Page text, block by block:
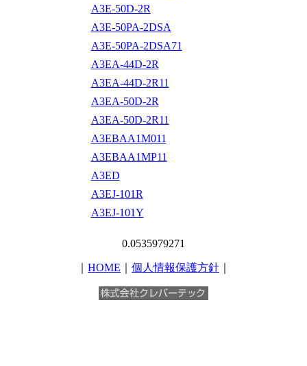
A3E-50D-2R
A3E-50PA-2DSA
A3E-50PA-2DSA71
A3EA-44D-2R
A3EA-44D-2R11
A3EA-50D-2R
A3EA-50D-2R11
A3EBAA1M011
A3EBAA1MP11
A3ED
A3EJ-101R
A3EJ-101Y
0.0535979271
HOME 個人情報保護方針